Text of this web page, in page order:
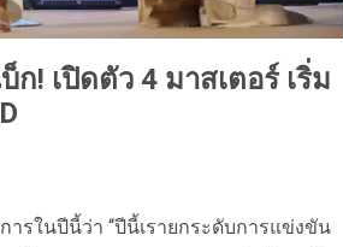
! เปิดตัว 4 มาสเตอร์ เริ่ม
ารในปีนี้ว่า “ปีนี้เรายกระดับการแข่งขัน